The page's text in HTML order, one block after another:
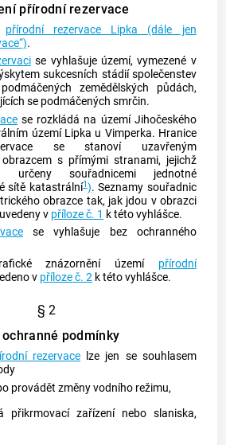
přírodní rezervace
přírodní rezervace Lipka (dále jen
.
se vyhlašuje území, vymezené v
sukcesních stádií společenstev
zemědělských půdách,
se podmáčených smrčin.
se rozkládá na území Jihočeského
území Lipka u Vimperka. Hranice
se stanoví uzavřeným
s přímými stranami, jejichž
určeny souřadnicemi jednotné
sítě katastrální1). Seznamy souřadnic
obrazce tak, jak jdou v obrazci
v příloze č. 1 k této vyhlášce.
se vyhlašuje bez ochranného
znázornění území přírodní
v příloze č. 2k této vyhlášce.
§ 2
ochranné podmínky
rezervace lze jen se souhlasem
provádět změny vodního režimu,
přikrmovací zařízení nebo slaniska,